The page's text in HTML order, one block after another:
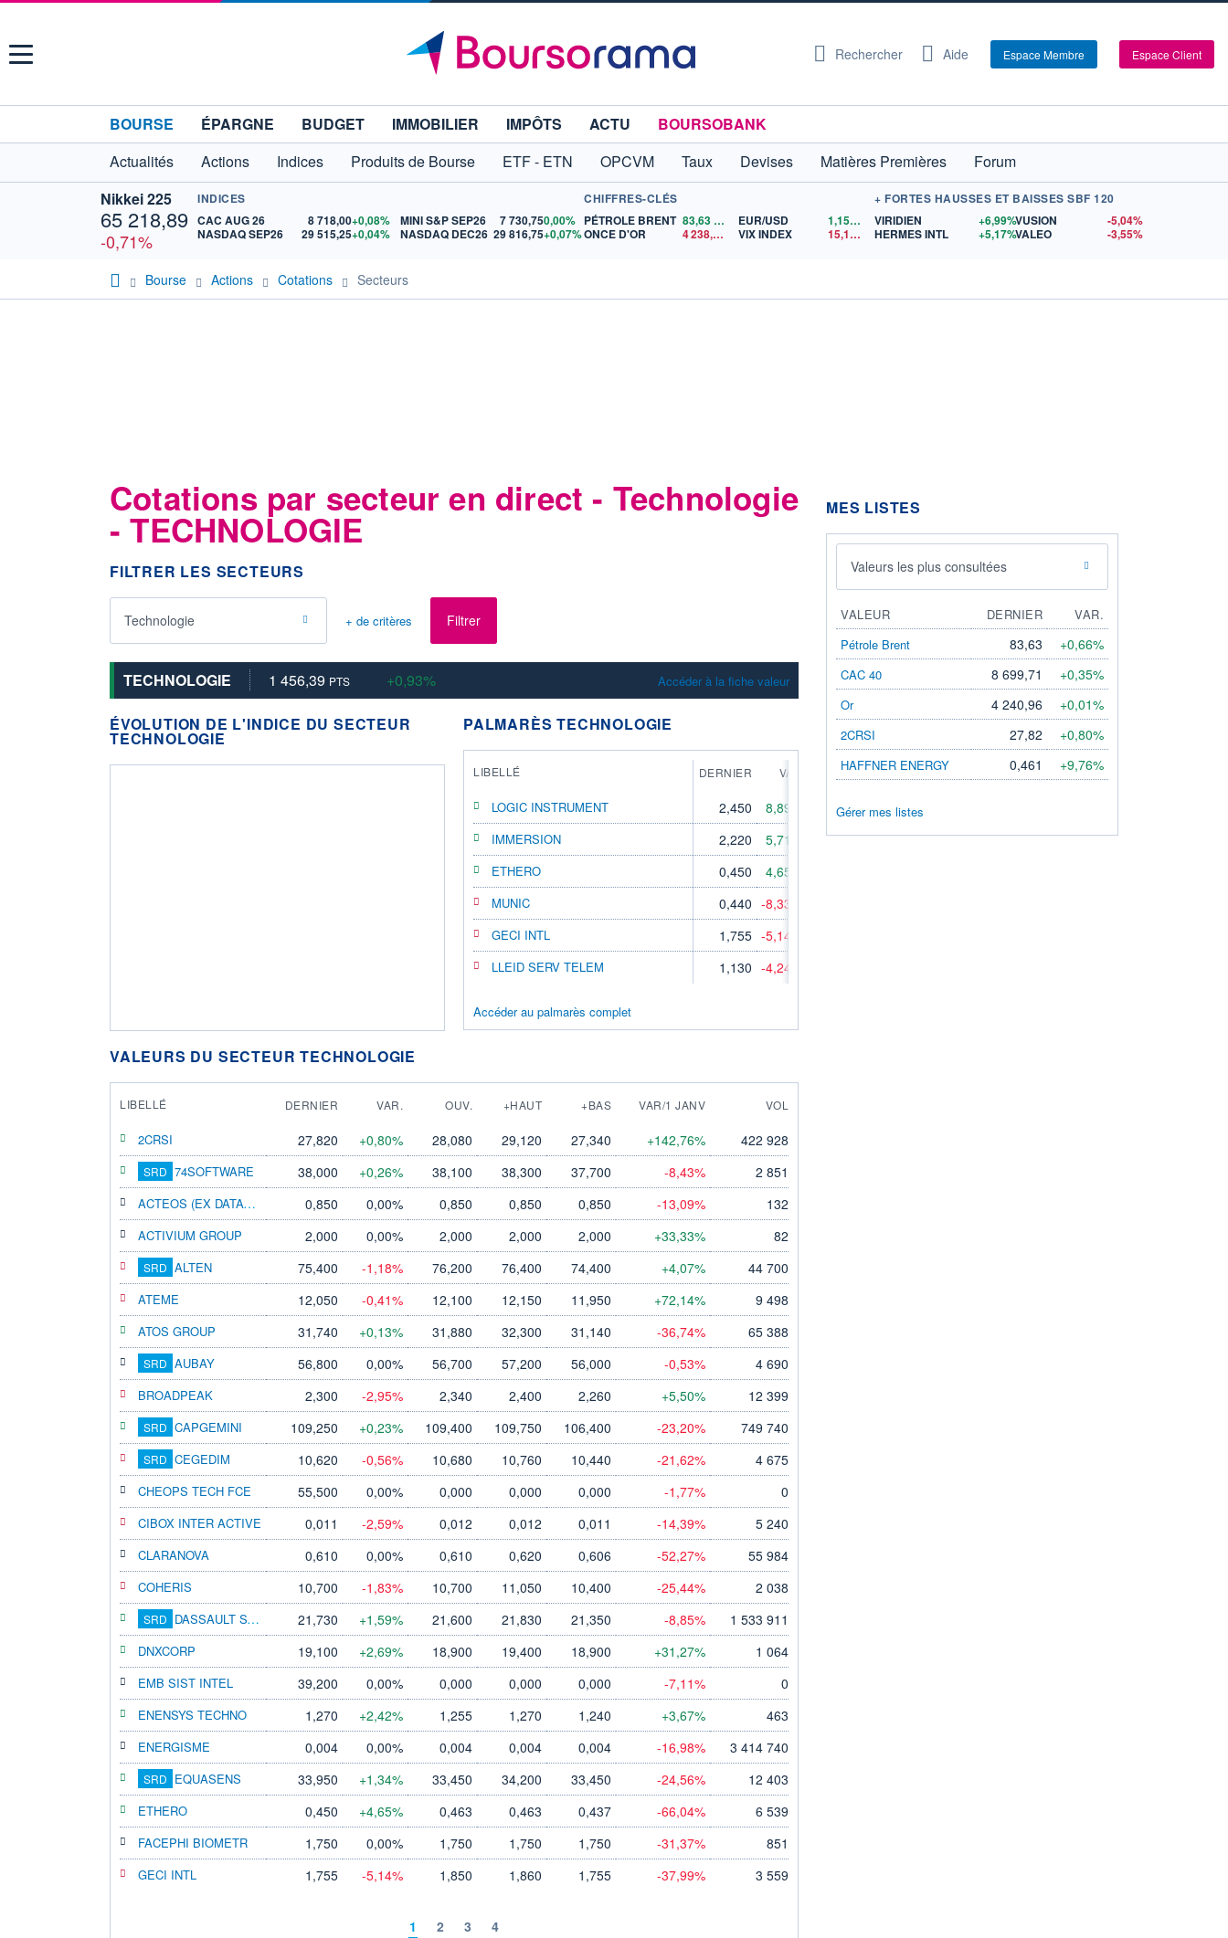
Menu Rechercher Aide Espace Membre Espace Client
BOURSE ÉPARGNE BUDGET IMMOBILIER IMPÔTS ACTU
BOURSOBANK
Actualités
Actions Indices Produits de Bourse ETF - ETN OPCVM Taux Devises Matières Premières
Forum
Nikkei 225
65 218,89
-0,71%
INDICES
CAC AUG 26
8 718,00+0,08%
NASDAQ SEP26
29 515,25+0,04%
MINI S&P SEP26 7 730,750,00%
NASDAQ DEC26 29 816,75+0,07%
CHIFFRES-CLÉS
PÉTROLE BRENT 83,63
ONCE D'OR
4 238,25 $US
EUR/USD 1,1521
$US
VIX INDEX
15,15$US
+ FORTES HAUSSES ET BAISSES SBF 120
VIRIDIEN
+6,99%
HERMES INTL
+5,17%
VUSION
-5,04%
VALEO
-3,55%
Bourse Actions Cotations Secteurs
Cotations par secteur en direct - Technologie
- TECHNOLOGIE
FILTRER LES SECTEURS
Technologie + de critères Filtrer
TECHNOLOGIE 1 456,39 PTS +0,93% Accéder à la fiche valeur
ÉVOLUTION DE L'INDICE DU SECTEUR
TECHNOLOGIE
PALMARÈS TECHNOLOGIE
LIBELLÉ DERNIER VAR
LOGIC INSTRUMENT 2,450 8,89%
IMMERSION 2,220 5,71%
ETHERO 0,450 4,65%
MUNIC 0,440 -8,33%
GECI INTL 1,755 -5,14%
LLEID SERV TELEM 1,130 -4,24%
Accéder au palmarès complet
VALEURS DU SECTEUR TECHNOLOGIE
LIBELLÉ DERNIER VAR. OUV. +HAUT +BAS VAR/1 JANV VOL
2CRSI 27,820 +0,80% 28,080 29,120 27,340 +142,76% 422 928
SRD 74SOFTWARE 38,000 +0,26% 38,100 38,300 37,700 -8,43%
2 851
ACTEOS (EX DATATRONIC)
0,850 0,00% 0,850 0,850 0,850 -13,09% 132
ACTIVIUM GROUP 2,000 0,00% 2,000 2,000 2,000 +33,33% 82
SRD ALTEN 75,400 -1,18% 76,200 76,400 74,400 +4,07% 44 700
ATEME 12,050 -0,41% 12,100 12,150 11,950 +72,14% 9 498
ATOS GROUP 31,740 +0,13% 31,880 32,300 31,140 -36,74% 65 388
SRD AUBAY 56,800 0,00% 56,700 57,200 56,000 -0,53% 4 690
BROADPEAK 2,300 -2,95% 2,340 2,400 2,260 +5,50% 12 399
SRD CAPGEMINI 109,250 +0,23% 109,400 109,750 106,400 -23,20% 749 740
SRD CEGEDIM 10,620 -0,56% 10,680 10,760 10,440 -21,62% 4 675
CHEOPS TECH FCE 55,500 0,00% 0,000 0,000 0,000 -1,77% 0
CIBOX INTER ACTIVE 0,011 -2,59% 0,012 0,012 0,011 -14,39% 5 240
CLARANOVA 0,610 0,00% 0,610 0,620 0,606 -52,27% 55 984
COHERIS 10,700 -1,83% 10,700 11,050 10,400 -25,44% 2 038
SRD DASSAULT SYSTEMES 21,730 +1,59% 21,600 21,830 21,350 -8,85% 1 533 911
DNXCORP 19,100 +2,69% 18,900 19,400 18,900 +31,27% 1 064
EMB SIST INTEL 39,200 0,00% 0,000 0,000 0,000 -7,11% 0
ENENSYS TECHNO 1,270 +2,42% 1,255 1,270 1,240 +3,67% 463
ENERGISME 0,004 0,00% 0,004 0,004 0,004 -16,98% 3 414 740
SRD EQUASENS 33,950 +1,34% 33,450 34,200 33,450 -24,56% 12 403
ETHERO 0,450 +4,65% 0,463 0,463 0,437 -66,04% 6 539
FACEPHI BIOMETR 1,750 0,00% 1,750 1,750 1,750 -31,37% 851
GECI INTL 1,755 -5,14% 1,850 1,860 1,755 -37,99% 3 559
1 2 3 4
MES LISTES
Valeurs les plus consultées
VALEUR DERNIER
VAR.
Pétrole Brent
83,63 +0,66%
CAC 40 8 699,71 +0,35%
Or 4 240,96 +0,01%
2CRSI 27,82 +0,80%
HAFFNER ENERGY 0,461 +9,76%
Gérer mes listes